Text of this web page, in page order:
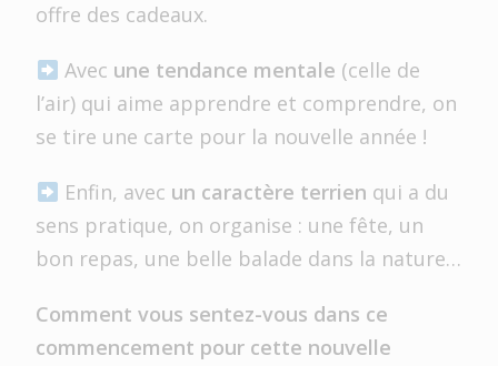
offre des cadeaux.
Avec une tendance mentale (celle de
l’air) qui aime apprendre et comprendre, on
se tire une carte pour la nouvelle année !
Enfin, avec un caractère terrien qui a du
sens pratique, on organise : une fête, un
bon repas, une belle balade dans la nature…
Comment vous sentez-vous dans ce
commencement pour cette nouvelle